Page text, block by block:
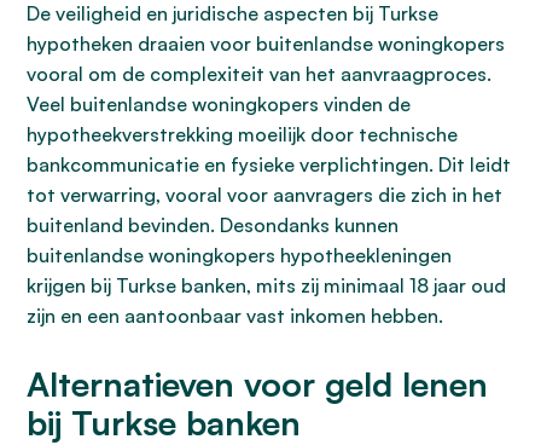
De veiligheid en juridische aspecten bij Turkse
hypotheken draaien voor buitenlandse woningkopers
vooral om de complexiteit van het aanvraagproces.
Veel buitenlandse woningkopers vinden de
hypotheekverstrekking moeilijk door technische
bankcommunicatie en fysieke verplichtingen. Dit leidt
tot verwarring, vooral voor aanvragers die zich in het
buitenland bevinden. Desondanks kunnen
buitenlandse woningkopers hypotheekleningen
krijgen bij Turkse banken, mits zij minimaal 18 jaar oud
zijn en een aantoonbaar vast inkomen hebben.
Alternatieven voor geld lenen
bij Turkse banken